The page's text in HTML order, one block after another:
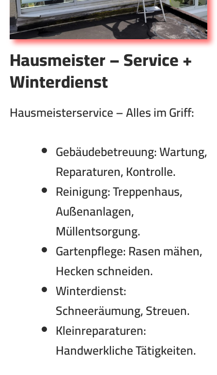
Hausmeister – Service +
Winterdienst
Hausmeisterservice – Alles im Griff:
Gebäudebetreuung:Wartung,
Reparaturen, Kontrolle.
Reinigung:Treppenhaus,
Außenanlagen,
Müllentsorgung.
Gartenpflege:Rasen mähen,
Hecken schneiden.
Winterdienst:
Schneeräumung, Streuen.
Kleinreparaturen:
Handwerkliche Tätigkeiten.